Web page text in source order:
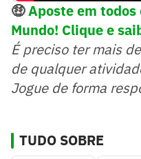
🤑Aposte em todos
Mundo! Clique e
É preciso ter mais
de qualquer
Jogue de forma
TUDO SOBRE